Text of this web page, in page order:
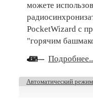
можете
PocketWizard с
"горячим
Автоматический